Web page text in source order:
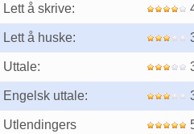
Lett å skrive:
Lett å huske:
Uttale:
Engelsk uttale:
Utlendingers